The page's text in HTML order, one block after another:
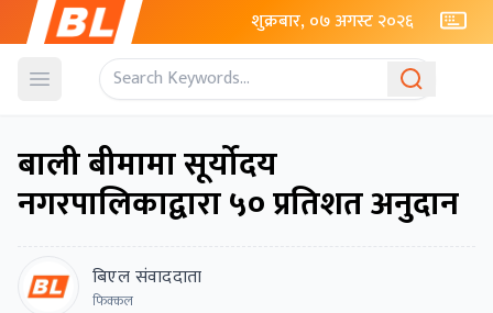
शुक्रबार, ०७ अगस्ट २०२६
Open menu
बाली बीमामा सूर्योदय
नगरपालिकाद्वारा ५० प्रतिशत अनुदान
बिएल संवाददाता
फिक्कल